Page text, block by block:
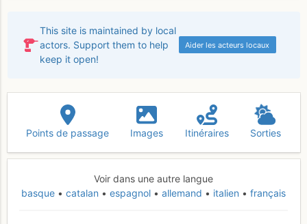
This site is maintained by local
actors. Support them to help
keep it open!
Aider les acteurs locaux
Points de passage Images Itinéraires Sorties
Voir dans une autre langue
basque
catalan espagnol allemand italien français